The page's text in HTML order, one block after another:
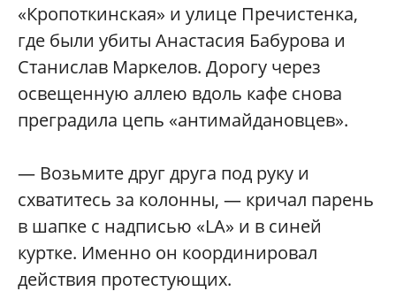
«Кропоткинская» и улице Пречистенка,
где были убиты Анастасия Бабурова и
Станислав Маркелов. Дорогу через
освещенную аллею вдоль кафе снова
преградила цепь «антимайдановцев».
— Возьмите друг друга под руку и
схватитесь за колонны, — кричал парень
в шапке с надписью «LA» и в синей
куртке. Именно он координировал
действия протестующих.